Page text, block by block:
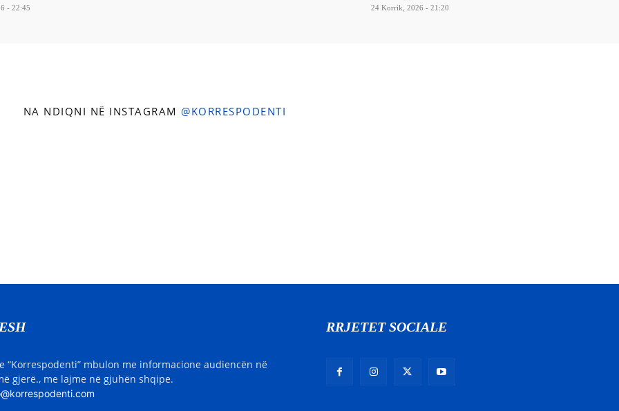
- 22:45 24 Korrik, 2026 - 21:20
NA NDIQNI NË INSTAGRAM @KORRESPODENTI
“Korrespodenti” mbulon me informacione audiencën në
gjerë., me lajme në gjuhën shqipe.
RRJETET SOCIALE